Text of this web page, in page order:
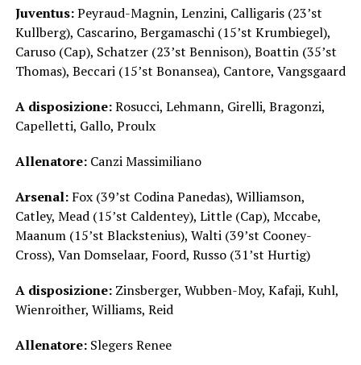
Juventus:Peyraud-Magnin, Lenzini, Calligaris (23’st
Kullberg), Cascarino, Bergamaschi (15’st Krumbiegel),
Caruso (Cap), Schatzer (23’st Bennison), Boattin (35’st
Thomas), Beccari (15’st Bonansea), Cantore, Vangsgaard
A disposizione:Rosucci, Lehmann, Girelli, Bragonzi,
Capelletti, Gallo, Proulx
Allenatore:Canzi Massimiliano
Arsenal:Fox (39’st Codina Panedas), Williamson,
Catley, Mead (15’st Caldentey), Little (Cap), Mccabe,
Maanum (15’st Blackstenius), Walti (39’st Cooney-
Cross), Van Domselaar, Foord, Russo (31’st Hurtig)
A disposizione:Zinsberger, Wubben-Moy, Kafaji, Kuhl,
Wienroither, Williams, Reid
Allenatore:Slegers Renee